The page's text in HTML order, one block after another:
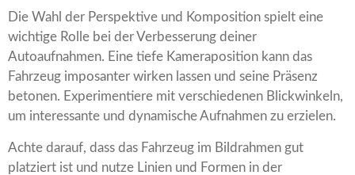
Die Wahl der Perspektive und Komposition spielt eine
wichtige Rolle bei der Verbesserung deiner
Autoaufnahmen. Eine tiefe Kameraposition kann das
Fahrzeug imposanter wirken lassen und seine Präsenz
betonen. Experimentiere mit verschiedenen Blickwinkeln,
um interessante und dynamische Aufnahmen zu erzielen.
Achte darauf, dass das Fahrzeug im Bildrahmen gut
platziert ist und nutze Linien und Formen in der